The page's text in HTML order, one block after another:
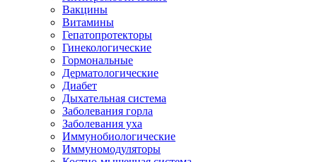
Вакцины
Витамины
Гепатопротекторы
Гинекологические
Гормональные
Дерматологические
Диабет
Дыхательная система
Заболевания горла
Заболевания уха
Иммунобиологические
Иммуномодуляторы